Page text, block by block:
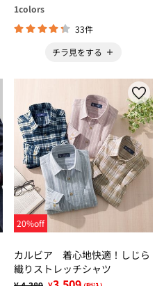
1colors
33件
チラ見をする
20%off
カルビア 着心地快適！しじら
織りストレッチシャツ